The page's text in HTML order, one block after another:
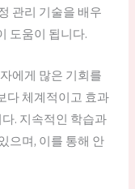
관리 기술을 배우
도움이 됩니다.
에게 많은 기회를
다 체계적이고 효과
. 지속적인 학습과
으며, 이를 통해 안